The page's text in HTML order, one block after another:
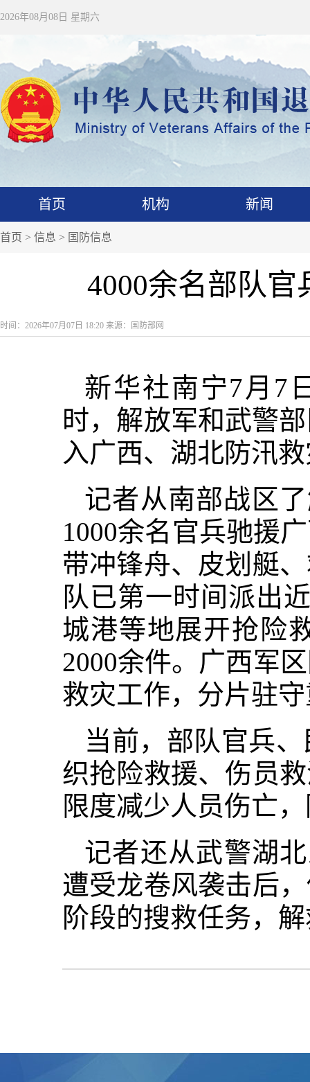
2026年08月08日 星期六
首页 机构 新闻
首页 > 信息 > 国防信息
4000余名部队
时间：2026年07月07日 18:20 来源：国防部网
新华社南宁7月7
时，解放军和武警
入广西、湖北防汛
记者从南部战区
1000余名官兵驰援
带冲锋舟、皮划艇
队已第一时间派出
城港等地展开抢险
2000余件。广西军
救灾工作，分片驻
当前，部队官兵
织抢险救援、伤员
限度减少人员伤亡
记者还从武警湖
遭受龙卷风袭击后
阶段的搜救任务，